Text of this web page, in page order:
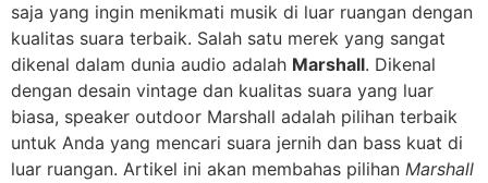
saja yang ingin menikmati musik di luar ruangan dengan
kualitas suara terbaik. Salah satu merek yang sangat
dikenal dalam dunia audio adalah Marshall. Dikenal
dengan desain vintage dan kualitas suara yang luar
biasa, speaker outdoor Marshall adalah pilihan terbaik
untuk Anda yang mencari suara jernih dan bass kuat di
luar ruangan. Artikel ini akan membahas pilihan Marshall